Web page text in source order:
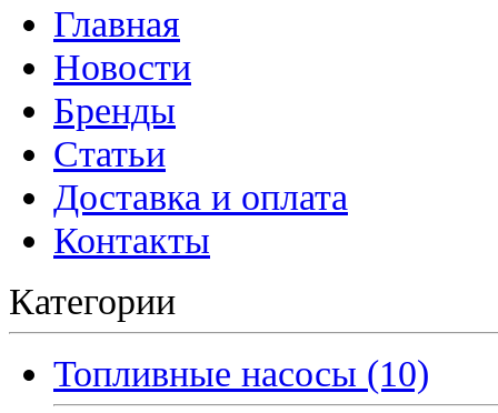
Главная
Новости
Бренды
Статьи
Доставка и оплата
Контакты
Категории
Топливные насосы (10)